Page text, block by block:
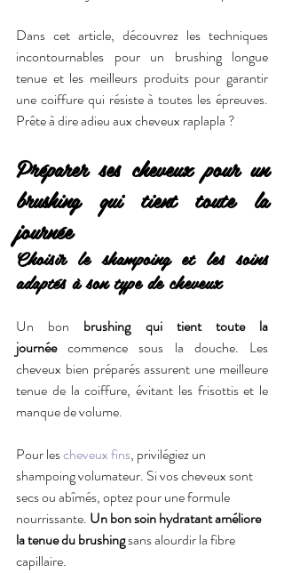
Dans cet article, découvrez les techniques
incontournables pour un brushing longue
tenue et les meilleurs produits pour garantir
une coiffure qui résiste à toutes les épreuves.
Prête à dire adieu aux cheveux raplapla ?
Préparer ses cheveux pour un
brushing qui tient toute la
journée
Choisir le shampoing et les soins
adaptés à son type de cheveux
Un bon brushing qui tient toute la
journée commence sous la douche. Les
cheveux bien préparés assurent une meilleure
tenue de la coiffure, évitant les frisottis et le
manque de volume.
Pour les cheveux fins, privilégiez un
shampoing volumateur. Si vos cheveux sont
secs ou abîmés, optez pour une formule
nourrissante. Un bon soin hydratant améliore
la tenue du brushing sans alourdir la fibre
capillaire.